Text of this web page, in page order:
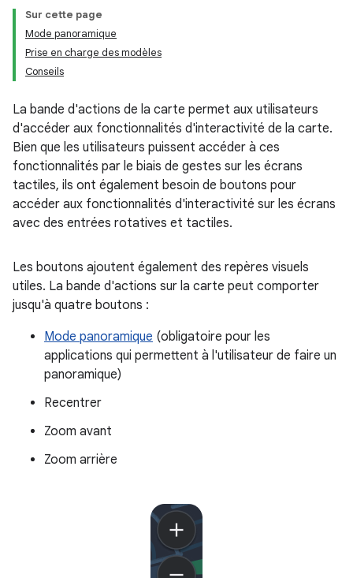
Sur cette page
Mode panoramique
Prise en charge des modèles
Conseils
La bande d'actions de la carte permet aux utilisateurs
d'accéder aux fonctionnalités d'interactivité de la carte.
Bien que les utilisateurs puissent accéder à ces
fonctionnalités par le biais de gestes sur les écrans
tactiles, ils ont également besoin de boutons pour
accéder aux fonctionnalités d'interactivité sur les écrans
avec des entrées rotatives et tactiles.
Les boutons ajoutent également des repères visuels
utiles. La bande d'actions sur la carte peut comporter
jusqu'à quatre boutons :
Mode panoramique (obligatoire pour les
applications qui permettent à l'utilisateur de faire un
panoramique)
Recentrer
Zoom avant
Zoom arrière